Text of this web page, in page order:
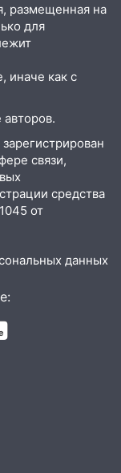
размещенная на
для
иначе как с
связи,
средства
от
данных